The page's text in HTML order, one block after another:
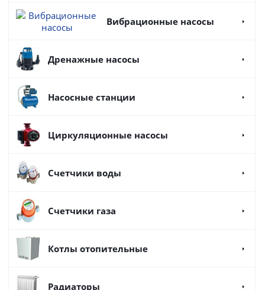
Вибрационные насосы
Дренажные насосы
Насосные станции
Циркуляционные насосы
Счетчики воды
Счетчики газа
Котлы отопительные
Радиаторы